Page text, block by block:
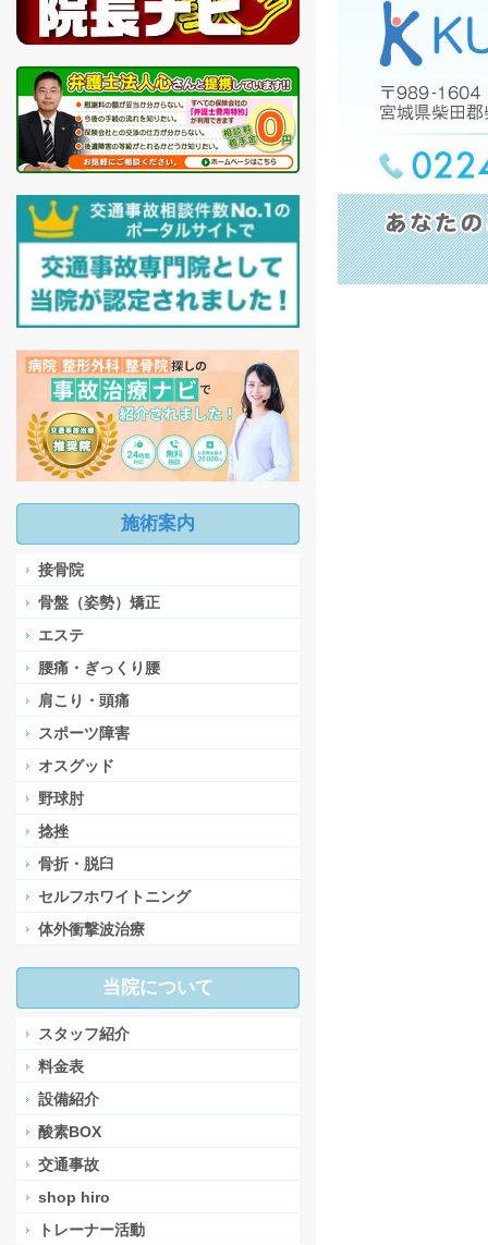
施術案内
接骨院
骨盤（姿勢）矯正
エステ
腰痛・ぎっくり腰
肩こり・頭痛
スポーツ障害
オスグッド
野球肘
捻挫
骨折・脱臼
セルフホワイトニング
体外衝撃波治療
当院について
スタッフ紹介
料金表
設備紹介
酸素BOX
交通事故
shop hiro
トレーナー活動